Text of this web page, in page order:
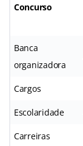
Concurso
Banca
organizadora
Cargos
Escolaridade
Carreiras